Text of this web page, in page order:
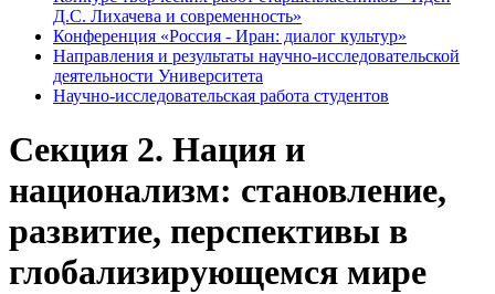
Д.С. Лихачева и современность»
Конференция «Россия - Иран: диалог культур»
Направления и результаты научно-исследовательской
деятельности Университета
Научно-исследовательская работа студентов
Секция 2. Нация и
национализм: становление,
развитие, перспективы в
глобализирующемся мире